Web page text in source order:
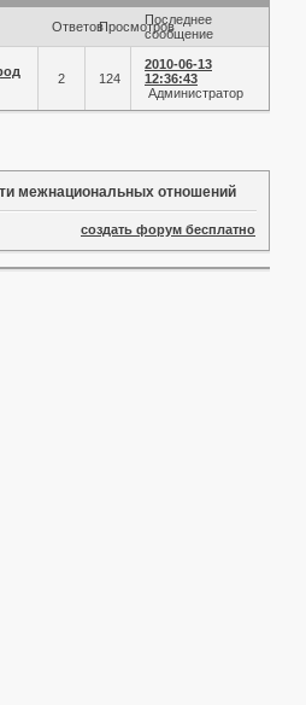
ОтветовПросмотровПоследнее
сообщение
2 124
2010-06-13
12:36:43
Администратор
межнациональных отношений
создать форум бесплатно